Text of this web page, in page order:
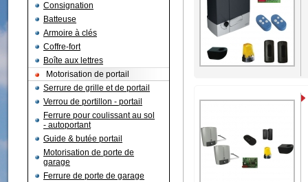
Consignation
Batteuse
Armoire à clés
Coffre-fort
Boîte aux lettres
Motorisation de portail
Serrure de grille et de portail
Verrou de portillon - portail
Ferrure pour coulissant au sol
- autoportant
Guide & butée portail
Motorisation de porte de
garage
Ferrure de porte de garage